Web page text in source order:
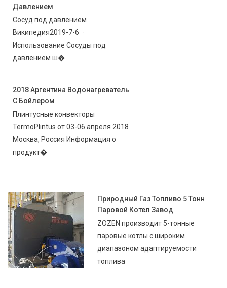
Давлением
Сосуд под давлением
Википедия2019-7-6 ·
Использование Сосуды под
давлением ш�
2018 Аргентина Водонагреватель
С Бойлером
Плинтусные конвекторы
TermoPlintus от 03-06 апреля 2018
Москва, Россия Информация о
продукт�
Природный Газ Топливо 5 Тонн
Паровой Котел Завод
ZOZEN производит 5-тонные
паровые котлы с широким
диапазоном адаптируемости
топлива